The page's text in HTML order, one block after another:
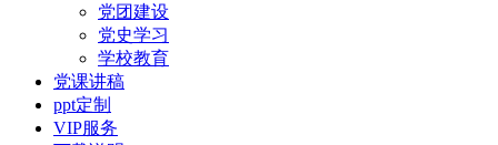
党团建设
党史学习
学校教育
党课讲稿
ppt定制
VIP服务